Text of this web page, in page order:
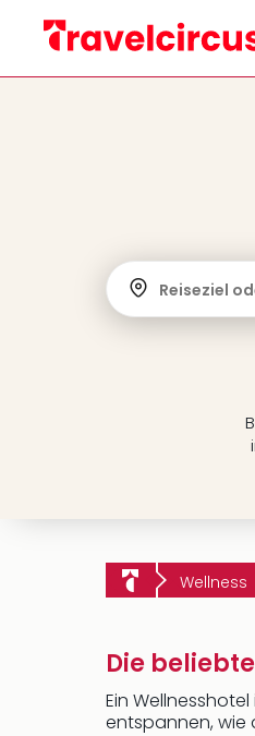
Reiseziel
Wellness
Die
Ein
entspannen, wie